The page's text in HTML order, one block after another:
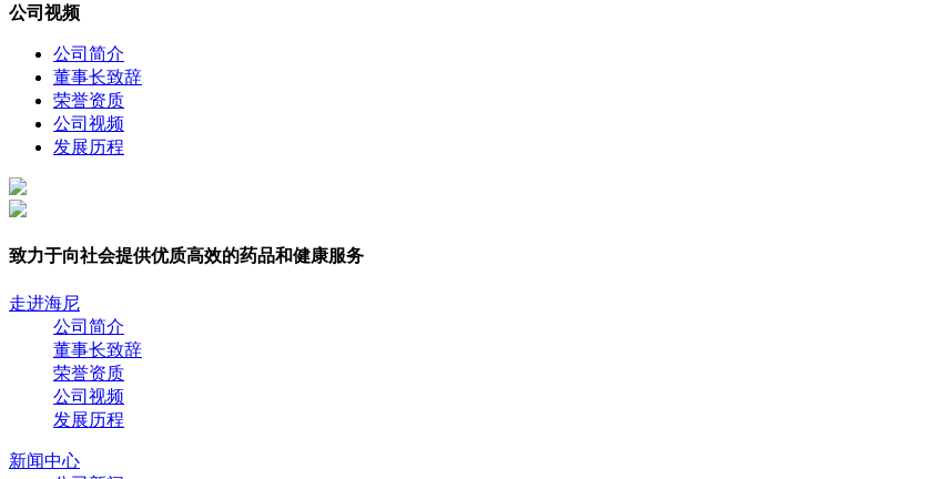
公司视频
公司简介
董事长致辞
荣誉资质
公司视频
发展历程
致力于向社会提供优质高效的药品和健康服务
走进海尼
公司简介
董事长致辞
荣誉资质
公司视频
发展历程
新闻中心